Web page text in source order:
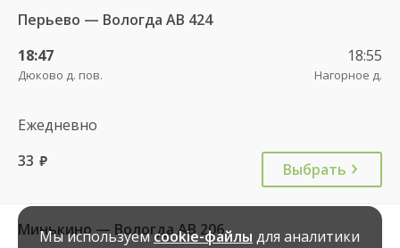
Перьево — Вологда АВ 424
18:47
Дюково д. пов.
18:55
Нагорное д.
Ежедневно
33 руб. Выбрать
Минькино — Вологда АВ 206
Мы используемcookie-файлы для аналитики